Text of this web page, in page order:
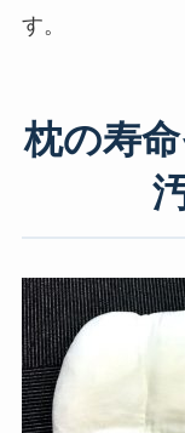
す。
枕の寿